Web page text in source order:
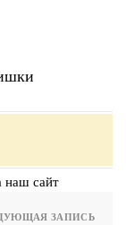
наш сайт
ЗАПИСЬ